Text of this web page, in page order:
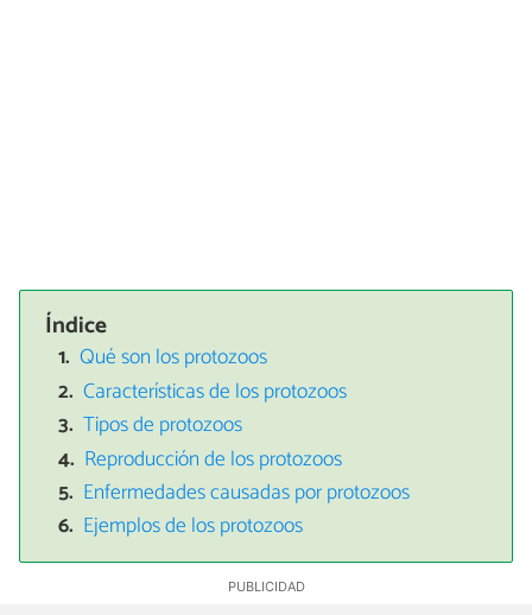
Índice
Qué son los protozoos
Características de los protozoos
Tipos de protozoos
Reproducción de los protozoos
Enfermedades causadas por protozoos
Ejemplos de los protozoos